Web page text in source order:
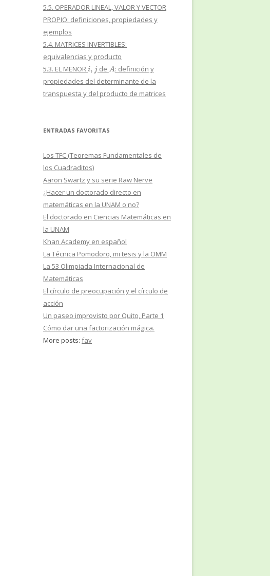
5.5. OPERADOR LINEAL, VALOR Y VECTOR
PROPIO: definiciones, propiedades y
ejemplos
5.4. MATRICES INVERTIBLES:
equivalencias y producto
5.3. EL MENOR i,j de A: definición y
propiedades del determinante de la
transpuesta y del producto de matrices
ENTRADAS FAVORITAS
Los TFC (Teoremas Fundamentales de
los Cuadraditos)
Aaron Swartz y su serie Raw Nerve
¿Hacer un doctorado directo en
matemáticas en la UNAM o no?
El doctorado en Ciencias Matemáticas en
la UNAM
Khan Academy en español
La Técnica Pomodoro, mi tesis y la OMM
La 53 Olimpiada Internacional de
Matemáticas
El círculo de preocupación y el círculo de
acción
Un paseo improvisto por Quito, Parte 1
Cómo dar una factorización mágica.
More posts: fav